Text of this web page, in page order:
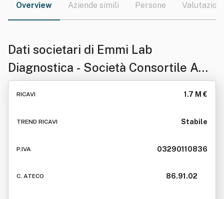
Overview Aziende simili Persone Valutazioni
Dati societari di Emmi Lab
Diagnostica - Società Consortile A
R.l.
RICAVI 1.7 M €
TREND RICAVI Stabile
P.IVA 03290110836
C. ATECO 86.91.02